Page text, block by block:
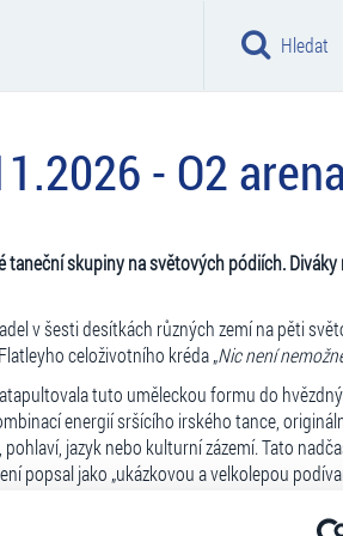
Hledat
- O2
skupiny na světových pódiích.
v šesti desítkách různých zemí na pěti
celoživotního kréda „Nic není
tuto uměleckou formu do
energií sršícího irského tance,
jazyk nebo kulturní zázemí. Tato
popsal jako „ukázkovou a velkolepou
scénografií.